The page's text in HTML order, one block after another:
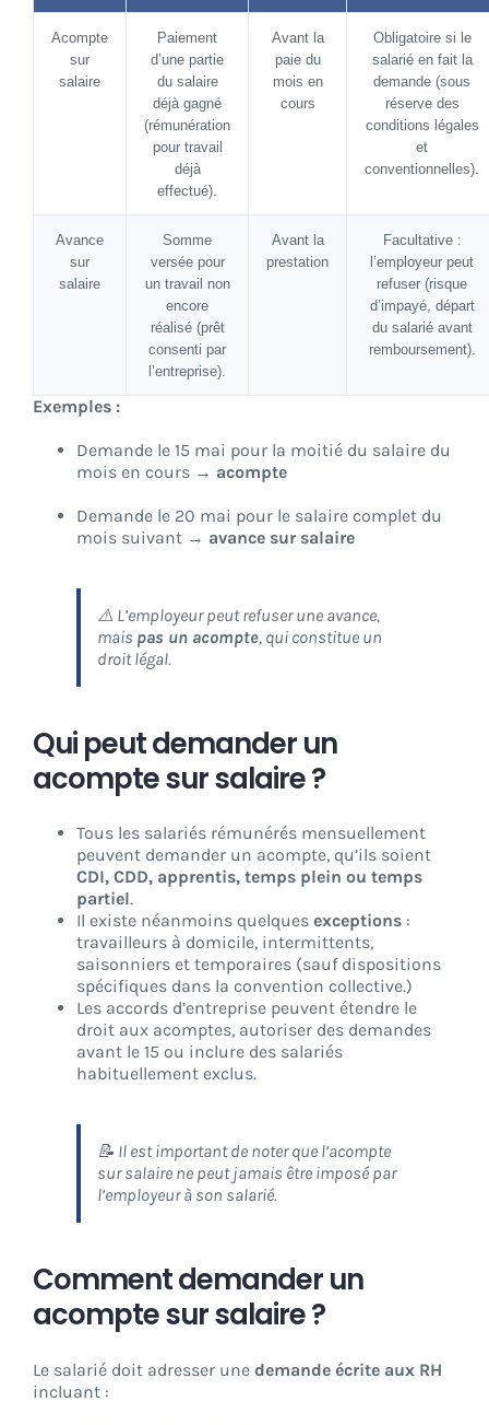
Acompte
sur
salaire
Paiement
d’une partie
du salaire
déjà gagné
(rémunération
pour travail
déjà
effectué).
Avant la
paie du
mois en
cours
Obligatoire si le
salarié en fait la
demande (sous
réserve des
conditions légales
et
conventionnelles).
Avance
sur
salaire
Somme
versée pour
un travail non
encore
réalisé (prêt
consenti par
l’entreprise).
Avant la
prestation
Facultative :
l’employeur peut
refuser (risque
d’impayé, départ
du salarié avant
remboursement).
Exemples :
Demande le 15 mai pour la moitié du salaire du
mois en cours → acompte
Demande le 20 mai pour le salaire complet du
mois suivant → avance sur salaire
⚠️ L’employeur peut refuser une avance,
mais pas un acompte, qui constitue un
droit légal.
Qui peut demander un
acompte sur salaire ?
Tous les salariés rémunérés mensuellement
peuvent demander un acompte, qu’ils soient
CDI, CDD, apprentis, temps plein ou temps
partiel.
Il existe néanmoins quelques exceptions :
travailleurs à domicile, intermittents,
saisonniers et temporaires (sauf dispositions
spécifiques dans la convention collective.)
Les accords d’entreprise peuvent étendre le
droit aux acomptes, autoriser des demandes
avant le 15 ou inclure des salariés
habituellement exclus.
📝 Il est important de noter que l’acompte
sur salaire ne peut jamais être imposé par
l’employeur à son salarié.
Comment demander un
acompte sur salaire ?
Le salarié doit adresser une demande écrite aux RH
incluant :